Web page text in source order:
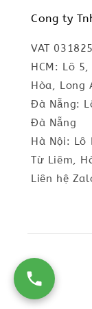
Cong ty
VAT
HCM: Lô
Hòa, Long
Đà Nẵng:
Đà Nẵng
Hà Nội: Lô
Từ Liêm,
Liên hệ